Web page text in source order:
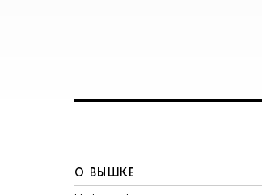
О ВЫШКЕ